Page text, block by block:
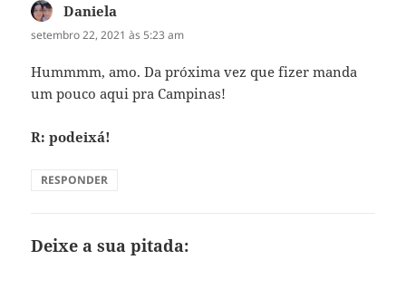
Daniela
setembro 22, 2021 às 5:23 am
Hummmm, amo. Da próxima vez que fizer manda
um pouco aqui pra Campinas!
R: podeixá!
RESPONDER
Deixe a sua pitada: